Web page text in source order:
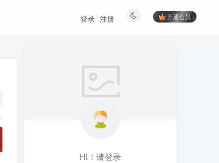
开通会员
登录 注册
HI！请登录